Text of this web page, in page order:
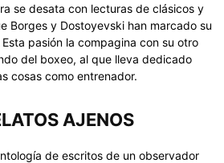
se desata con lecturas de clásicos y
Borges y Dostoyevski han marcado su
pasión la compagina con su otro
del boxeo, al que lleva dedicado
cosas como entrenador.
AJENOS
de escritos de un observador